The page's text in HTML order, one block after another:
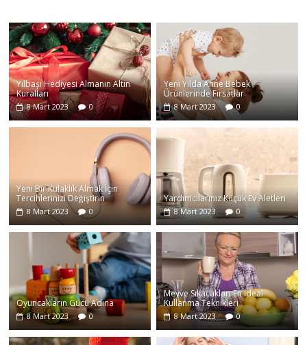
Yılbaşı Hediyesi Almanın Altın
Kuralları
8 Mart 2023 0
Yeni Yılda Anne Bebek
Ürünlerinde Fırsatlar
8 Mart 2023 0
Yeni Bir Kulaklık Almak İçin
Tercihlerinizi Değiştirin
8 Mart 2023 0
Yardımcılarınız Küçük Ev Aletleri
8 Mart 2023 0
Oyuncakların Gücü Adına
8 Mart 2023 0
Meyve Sıkacakları En İdeal
Kullanma Teknikleri
8 Mart 2023 0